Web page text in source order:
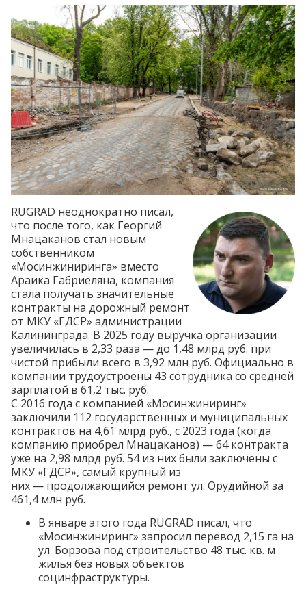
RUGRAD неоднократно писал,
что после того, как Георгий
Мнацаканов стал новым
собственником
«Мосинжиниринга» вместо
Араика Габриеляна, компания
стала получать значительные
контракты на дорожный ремонт
от МКУ «ГДСР» администрации
Калининграда. В 2025 году выручка организации
увеличилась в 2,33 раза — до 1,48 млрд руб. при
чистой прибыли всего в 3,92 млн руб. Официально в
компании трудоустроены 43 сотрудника со средней
зарплатой в 61,2 тыс. руб.
С 2016 года с компанией «Мосинжиниринг»
заключили 112 государственных и муниципальных
контрактов на 4,61 млрд руб., с 2023 года (когда
компанию приобрел Мнацаканов) — 64 контракта
уже на 2,98 млрд руб. 54 из них были заключены с
МКУ «ГДСР», самый крупный из
них — продолжающийся ремонт ул. Орудийной за
461,4 млн руб.
В январе этого года RUGRAD писал, что
«Мосинжиниринг» запросил перевод 2,15 га на
ул. Борзова под строительство 48 тыс. кв. м
жилья без новых объектов
социнфраструктуры.